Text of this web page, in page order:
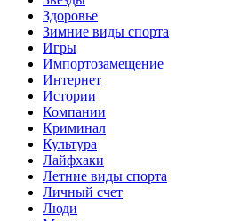
Здоровье
Зимние виды спорта
Игры
Импортозамещение
Интернет
Истории
Компании
Криминал
Культура
Лайфхаки
Летние виды спорта
Личный счет
Люди